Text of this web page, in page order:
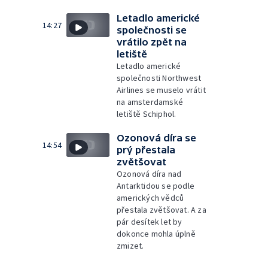
14:27
Letadlo americké
společnosti se
vrátilo zpět na
letiště
Letadlo americké
společnosti Northwest
Airlines se muselo vrátit
na amsterdamské
letiště Schiphol.
14:54
Ozonová díra se
prý přestala
zvětšovat
Ozonová díra nad
Antarktidou se podle
amerických vědců
přestala zvětšovat. A za
pár desítek let by
dokonce mohla úplně
zmizet.